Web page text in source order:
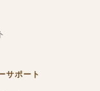
サポート